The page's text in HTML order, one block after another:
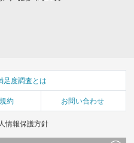
足度調査とは
約 お問い合わせ
情報保護方針